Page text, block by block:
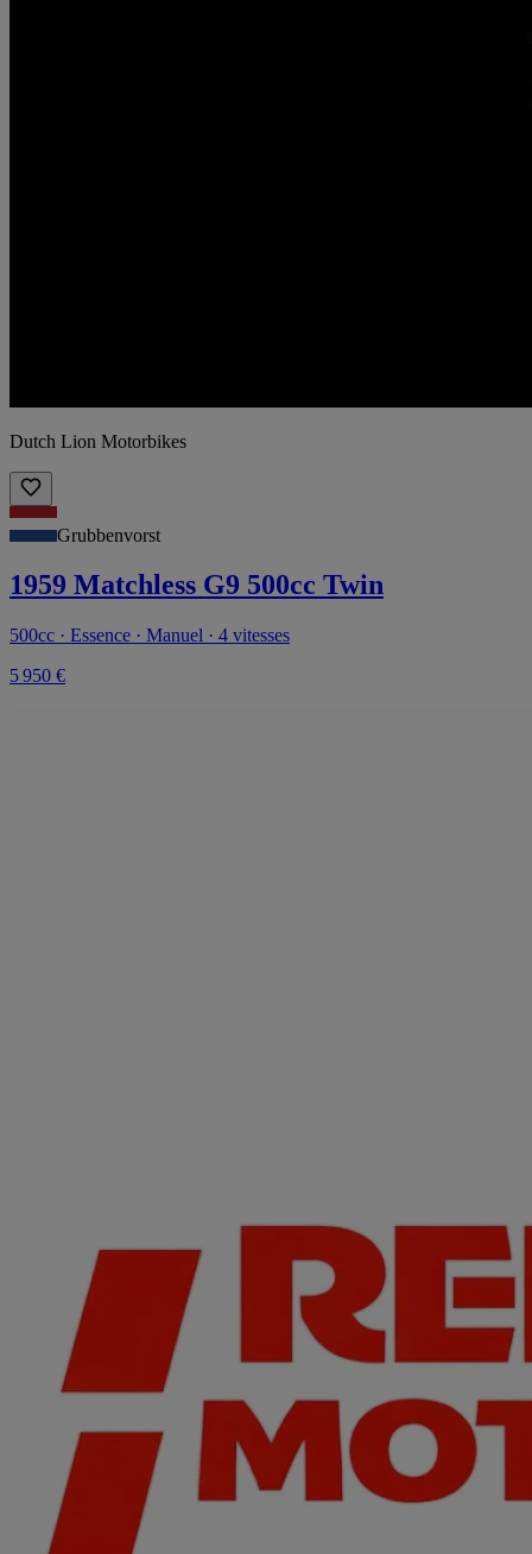
Dutch Lion Motorbikes
Grubbenvorst
1959 Matchless G9 500cc Twin
500cc · Essence · Manuel · 4 vitesses
5 950 €